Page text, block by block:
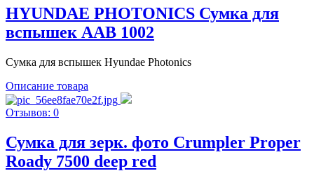
HYUNDAE PHOTONICS Сумка для
вспышек AAB 1002
Сумка для вспышек Hyundae Photonics
Описание товара
Отзывов: 0
Сумка для зерк. фото Crumpler Proper
Roady 7500 deep red